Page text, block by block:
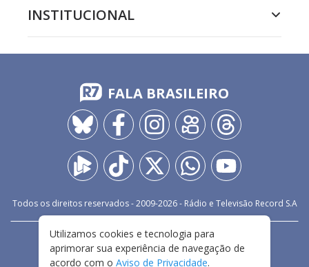
INSTITUCIONAL
FALA BRASILEIRO
Todos os direitos reservados - 2009-2026- Rádio e Televisão Record S.A
FALE CONOSCO
PRIVACIDADE
TERMOS E CONDIÇÕES DE USO
Utilizamos cookies e tecnologia para
aprimorar sua experiência de navegação de
acordo com o Aviso de Privacidade.